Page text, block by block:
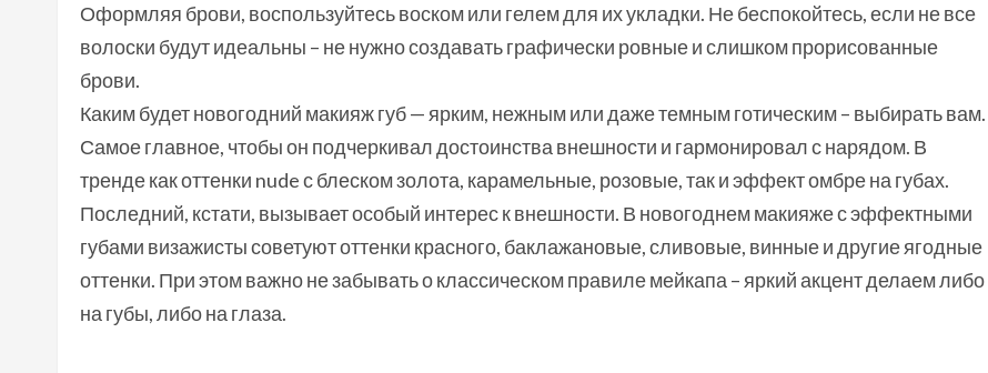
Оформляя брови, воспользуйтесь воском или гелем для их укладки. Не беспокойтесь, если не все
волоски будут идеальны – не нужно создавать графически ровные и слишком прорисованные
брови.
Каким будет новогодний макияж губ — ярким, нежным или даже темным готическим – выбирать вам.
Самое главное, чтобы он подчеркивал достоинства внешности и гармонировал с нарядом. В
тренде как оттенки nude с блеском золота, карамельные, розовые, так и эффект омбре на губах.
Последний, кстати, вызывает особый интерес к внешности. В новогоднем макияже с эффектными
губами визажисты советуют оттенки красного, баклажановые, сливовые, винные и другие ягодные
оттенки. При этом важно не забывать о классическом правиле мейкапа – яркий акцент делаем либо
на губы, либо на глаза.